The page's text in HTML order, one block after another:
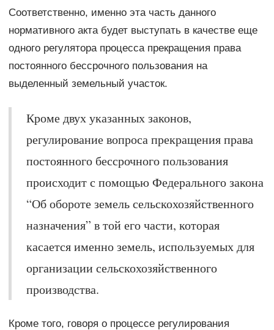
Соответственно, именно эта часть данного
нормативного акта будет выступать в качестве еще
одного регулятора процесса прекращения права
постоянного бессрочного пользования на
выделенный земельный участок.
Кроме двух указанных законов,
регулирование вопроса прекращения права
постоянного бессрочного пользования
происходит с помощью Федерального закона
“Об обороте земель сельскохозяйственного
назначения” в той его части, которая
касается именно земель, используемых для
организации сельскохозяйственного
производства.
Кроме того, говоря о процессе регулирования